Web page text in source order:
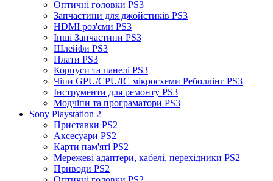
Оптичні головки PS3
Запчастини для джойстиків PS3
HDMI роз'єми PS3
Інші Запчастини PS3
Шлейфи PS3
Плати PS3
Корпуси та панелі PS3
Чіпи GPU/CPU/IC мікросхеми Реболлінг PS3
Інструменти для ремонту PS3
Модчіпи та програматори PS3
Sony Playstation 2
Приставки PS2
Аксесуари PS2
Карти пам'яті PS2
Мережеві адаптери, кабелі, перехідники PS2
Приводи PS2